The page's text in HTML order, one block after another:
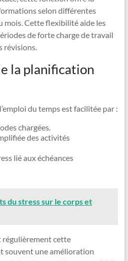
selon différentes
mois. Cette flexibilité aide les
de forte charge de travail
révisions.
la planification
du temps est facilitée par :
chargées.
des activités
lié aux échéances
du stress sur le corps et
cette
souvent une amélioration